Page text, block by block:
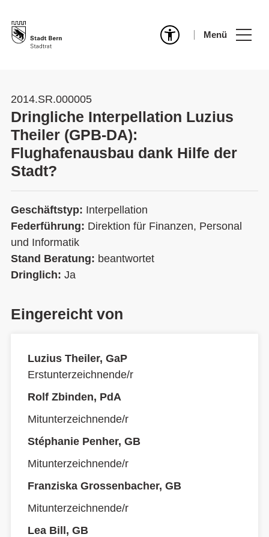
Menü
2014.SR.000005
Dringliche Interpellation Luzius
Theiler (GPB-DA):
Flughafenausbau dank Hilfe der
Stadt?
Geschäftstyp: Interpellation
Federführung: Direktion für Finanzen, Personal
und Informatik
Stand Beratung: beantwortet
Dringlich: Ja
Eingereicht von
Luzius Theiler, GaP
Erstunterzeichnende/r
Rolf Zbinden, PdA
Mitunterzeichnende/r
Stéphanie Penher, GB
Mitunterzeichnende/r
Franziska Grossenbacher, GB
Mitunterzeichnende/r
Lea Bill, GB